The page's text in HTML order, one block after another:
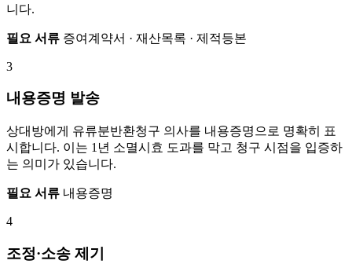
니다.
필요 서류 증여계약서 · 재산목록 · 제적등본
3
내용증명 발송
상대방에게 유류분반환청구 의사를 내용증명으로 명확히 표
시합니다. 이는 1년 소멸시효 도과를 막고 청구 시점을 입증하
는 의미가 있습니다.
필요 서류 내용증명
4
조정·소송 제기